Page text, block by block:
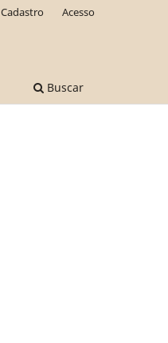
Buscar
Cadastro Acesso